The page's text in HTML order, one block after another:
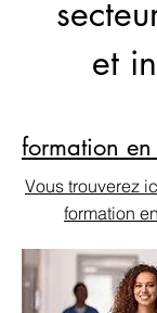
et
formation
Vous trouverez
formation